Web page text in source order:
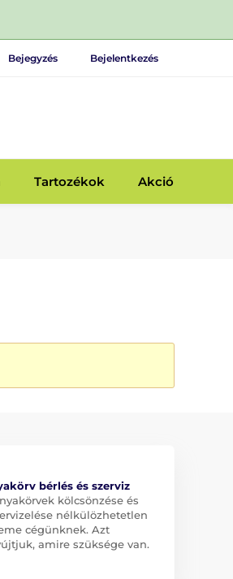
Bejegyzés Bejelentkezés
Tartozékok Akció
bérlés és szerviz
kölcsönzése és
nélkülözhetetlen
cégünknek. Azt
amire szüksége van.